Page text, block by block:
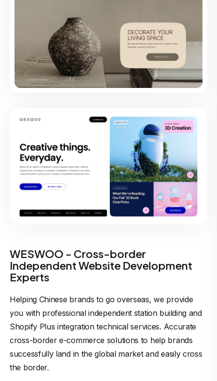
WESWOO - Cross-border
Independent Website Development
Experts
Helping Chinese brands to go overseas, we provide
you with professional independent station building and
Shopify Plus integration technical services. Accurate
cross-border e-commerce solutions to help brands
successfully land in the global market and easily cross
the border.